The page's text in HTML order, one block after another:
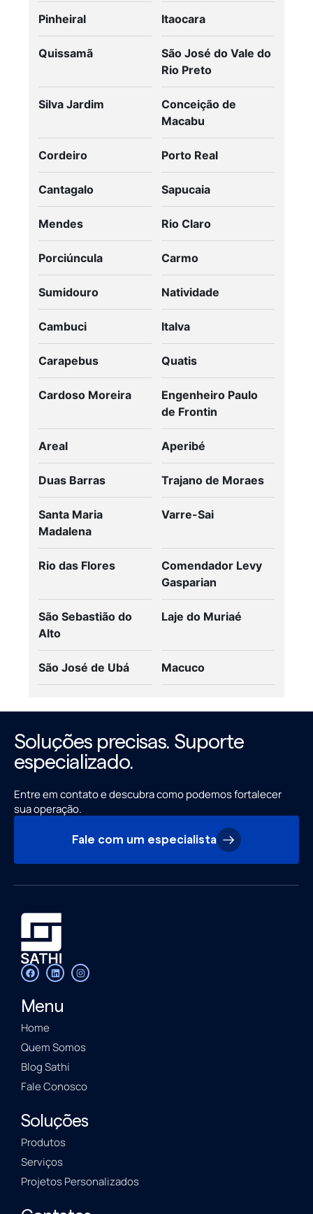
Pinheiral Itaocara
Quissamã
São José do Vale do
Rio Preto
Silva Jardim
Conceição de
Macabu
Cordeiro Porto Real
Cantagalo Sapucaia
Mendes Rio Claro
Porciúncula Carmo
Sumidouro Natividade
Cambuci Italva
Carapebus Quatis
Cardoso Moreira
Engenheiro Paulo
de Frontin
Areal Aperibé
Duas Barras Trajano de Moraes
Santa Maria
Madalena
Varre-Sai
Rio das Flores
Comendador Levy
Gasparian
São Sebastião do
Alto
Laje do Muriaé
São José de Ubá Macuco
Soluções precisas. Suporte
especializado.
Entre em contato e descubra como podemos fortalecer
sua operação.
Fale com um especialista
Menu
Home
Quem Somos
Blog Sathi
Fale Conosco
Soluções
Produtos
Serviços
Projetos Personalizados